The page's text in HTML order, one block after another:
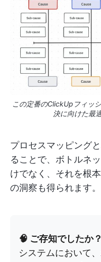
この定番のClickUpフィッ
決に向けた最
プロセスマッピング
ることで、ボトルネ
けでなく、それを根
の洞察も得られます
🧠 ご存知でしたか？
システムにおいて